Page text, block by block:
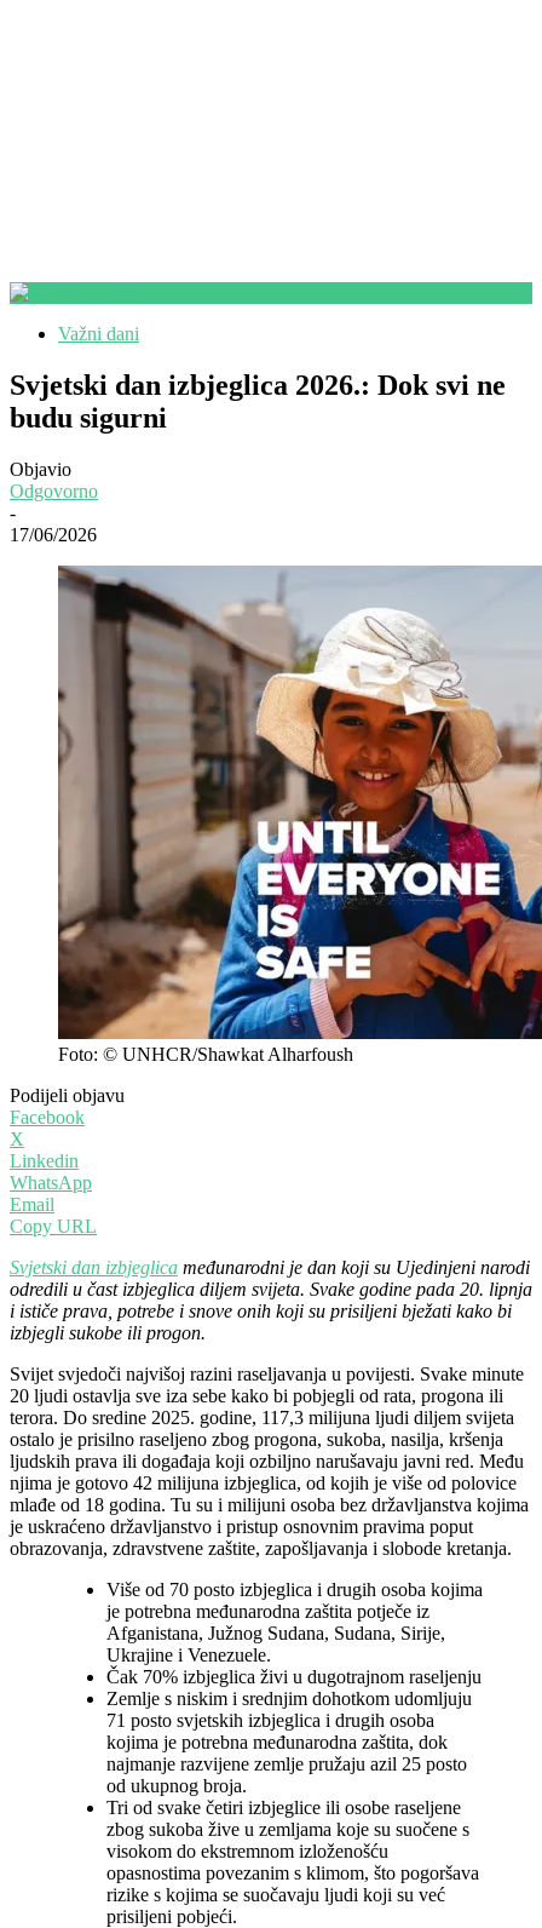
Važni dani
Svjetski dan izbjeglica 2026.: Dok svi ne
budu sigurni
Objavio
Odgovorno
-
17/06/2026
Foto: © UNHCR/Shawkat Alharfoush
Podijeli objavu
Facebook
X
Linkedin
WhatsApp
Email
Copy URL
Svjetski dan izbjeglica međunarodni je dan koji su Ujedinjeni narodi
odredili u čast izbjeglica diljem svijeta. Svake godine pada 20. lipnja
i ističe prava, potrebe i snove onih koji su prisiljeni bježati kako bi
izbjegli sukobe ili progon.
Svijet svjedoči najvišoj razini raseljavanja u povijesti. Svake minute
20 ljudi ostavlja sve iza sebe kako bi pobjegli od rata, progona ili
terora. Do sredine 2025. godine, 117,3 milijuna ljudi diljem svijeta
ostalo je prisilno raseljeno zbog progona, sukoba, nasilja, kršenja
ljudskih prava ili događaja koji ozbiljno narušavaju javni red. Među
njima je gotovo 42 milijuna izbjeglica, od kojih je više od polovice
mlađe od 18 godina. Tu su i milijuni osoba bez državljanstva kojima
je uskraćeno državljanstvo i pristup osnovnim pravima poput
obrazovanja, zdravstvene zaštite, zapošljavanja i slobode kretanja.
Više od 70 posto izbjeglica i drugih osoba kojima
je potrebna međunarodna zaštita potječe iz
Afganistana, Južnog Sudana, Sudana, Sirije,
Ukrajine i Venezuele.
Čak 70% izbjeglica živi u dugotrajnom raseljenju
Zemlje s niskim i srednjim dohotkom udomljuju
71 posto svjetskih izbjeglica i drugih osoba
kojima je potrebna međunarodna zaštita, dok
najmanje razvijene zemlje pružaju azil 25 posto
od ukupnog broja.
Tri od svake četiri izbjeglice ili osobe raseljene
zbog sukoba žive u zemljama koje su suočene s
visokom do ekstremnom izloženošću
opasnostima povezanim s klimom, što pogoršava
rizike s kojima se suočavaju ljudi koji su već
prisiljeni pobjeći.